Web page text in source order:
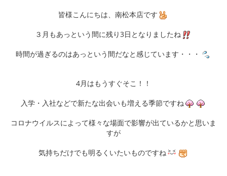
皆様こんにちは、南松本店です
３月もあっという間に残り3日となりましたね
時間が過ぎるのはあっという間だなと感じています・・・
4月はもうすぐそこ！！
入学・入社などで新たな出会いも増える季節ですね
コロナウイルスによって様々な場面で影響が出ているかと思いま
すが
気持ちだけでも明るくいたいものですね